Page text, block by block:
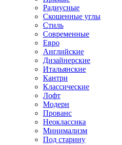
Радиусные
Скошенные углы
Стиль
Современные
Евро
Английские
Дизайнерские
Итальянские
Кантри
Классические
Лофт
Модерн
Прованс
Неоклассика
Минимализм
Под старину